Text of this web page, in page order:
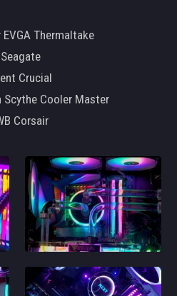
Thermaltake
Crucial
Scythe Cooler Master
Corsair